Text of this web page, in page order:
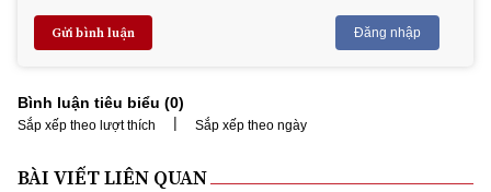
Gửi bình luận Đăng nhập
Bình luận tiêu biểu (0)
Sắp xếp theo lượt thích | Sắp xếp theo ngày
BÀI VIẾT LIÊN QUAN